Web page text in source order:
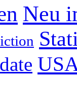
Neu